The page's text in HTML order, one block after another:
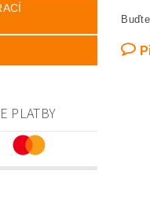
PLATBY